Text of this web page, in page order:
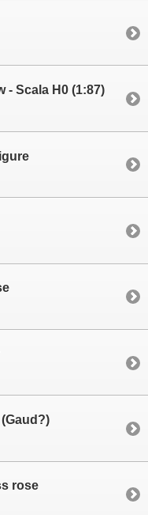
- Scala H0 (1:87)
rose